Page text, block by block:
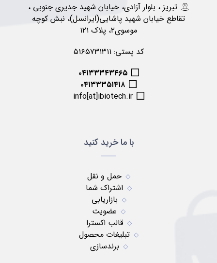
تبریز ، بلوار آزادی، خیابان شهید جدیری جنوبی ،
تقاطع خیابان شهید پاشایی(ایرانسل)، نبش کوچه
موسوی۲، پلاک ۱۲۱
کد پستی: ۵۱۶۵۷۳۱۳۱۱
۰۴۱۳۳۳۴۳۴۶۵
۰۴۱۳۳۳۵۱۴۱۸
info[at]ibiotech.ir
با ما خرید کنید
حمل و نقل
اشتراک شما
بازاریابی
عضویت
قالب اکسترا
تبلیغات محصول
برندسازی